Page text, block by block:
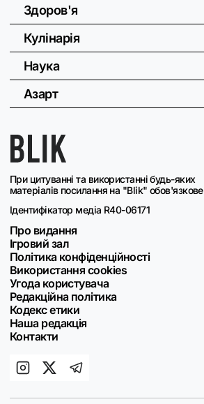
При цитуванні та використанні будь-яких
матеріалів посилання на "Blik" обов'язкове
Ідентифікатор медіа R40-06171
Про видання
Ігровий зал
Політика конфіденційності
Використання cookies
Угода користувача
Редакційна політика
Кодекс етики
Наша редакція
Контакти
Здоров'я
Кулінарія
Наука
Азарт